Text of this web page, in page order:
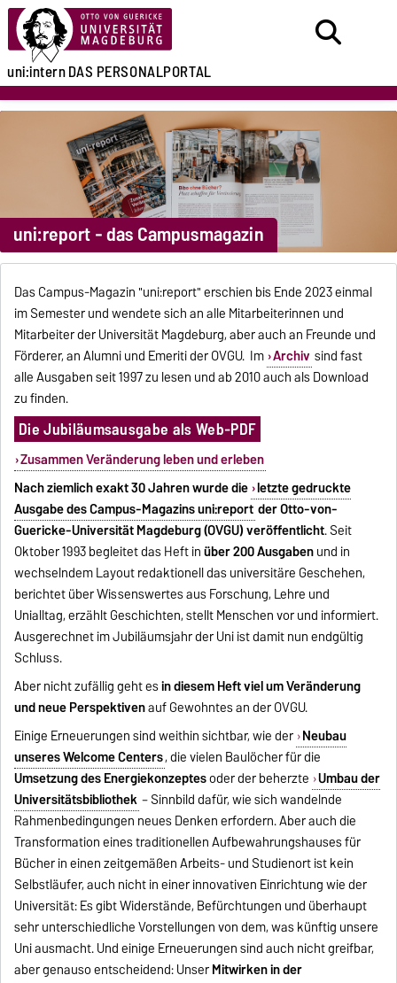
uni:internDAS PERSONALPORTAL
uni:report - das Campusmagazin
Das Campus-Magazin "uni:report" erschien bis Ende 2023 einmal
im Semester und wendete sich an alle Mitarbeiterinnen und
Mitarbeiter der Universität Magdeburg, aber auch an Freunde und
Förderer, an Alumni und Emeriti der OVGU. Im Archiv sind fast
alle Ausgaben seit 1997 zu lesen und ab 2010 auch als Download
zu finden.
Die Jubiläumsausgabe als Web-PDF
Zusammen Veränderung leben und erleben
Nach ziemlich exakt 30 Jahren wurde die letzte gedruckte
Ausgabe des Campus-Magazins uni:report der Otto-von-
Guericke-Universität Magdeburg (OVGU) veröffentlicht. Seit
Oktober 1993 begleitet das Heft inüber 200 Ausgabenund in
wechselndem Layout redaktionell das universitäre Geschehen,
berichtet über Wissenswertes aus Forschung, Lehre und
Unialltag, erzählt Geschichten, stellt Menschen vor und informiert.
Ausgerechnet im Jubiläumsjahr der Uni ist damit nun endgültig
Schluss.
Aber nicht zufällig geht esin diesem Heft viel um Veränderung
und neue Perspektivenauf Gewohntes an der OVGU.
Einige Erneuerungen sind weithin sichtbar, wieder Neubau
unseres Welcome Centers, dievielen Baulöcher für die
Umsetzung des Energiekonzeptesoder der beherzte Umbau der
Universitätsbibliothek – Sinnbild dafür, wie sich wandelnde
Rahmenbedingungen neues Denken erfordern. Aber auch die
Transformation eines traditionellen Aufbewahrungshauses für
Bücher in einen zeitgemäßen Arbeits- und Studienort ist kein
Selbstläufer, auch nicht in einer innovativen Einrichtung wie der
Universität: Es gibt Widerstände, Befürchtungen und überhaupt
sehr unterschiedliche Vorstellungen von dem, was künftig unsere
Uni ausmacht. Und einige Erneuerungen sind auch nicht greifbar,
aber genauso entscheidend: UnserMitwirken in der